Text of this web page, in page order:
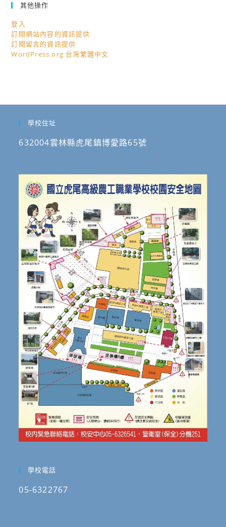
其他操作
登入
訂閱網站內容的資訊提供
訂閱留言的資訊提供
WordPress.org 台灣繁體中文
學校住址
632004雲林縣虎尾鎮博愛路65號
學校電話
05-6322767